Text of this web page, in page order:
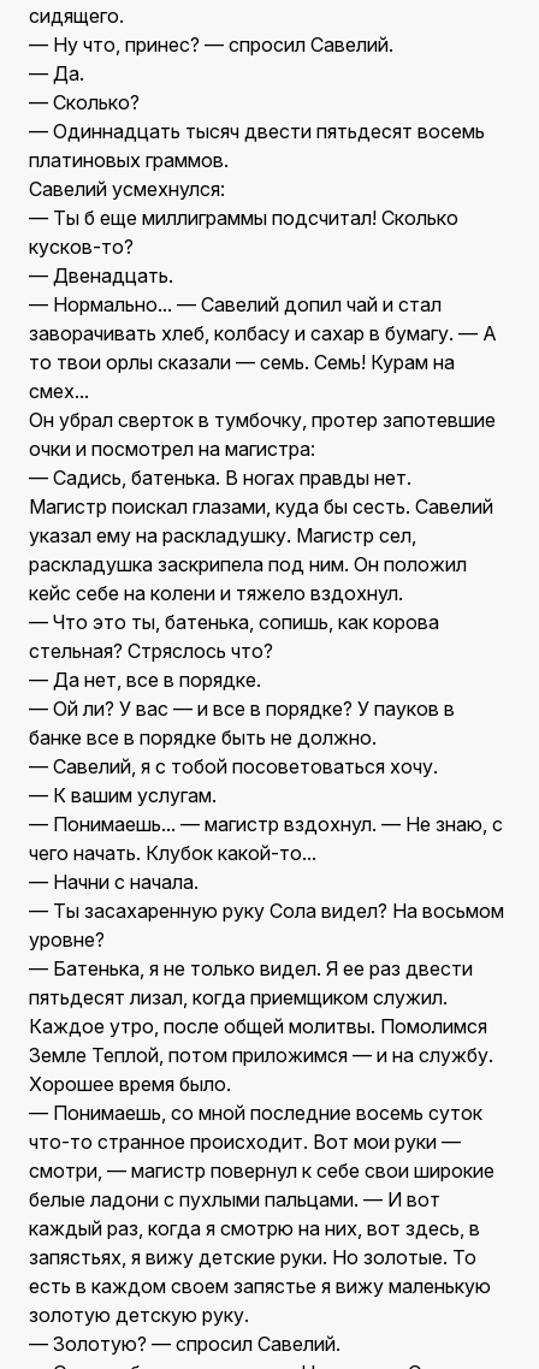
сидящего.
— Ну что, принес? — спросил Савелий.
— Да.
— Сколько?
— Одиннадцать тысяч двести пятьдесят восемь
платиновых граммов.
Савелий усмехнулся:
— Ты б еще миллиграммы подсчитал! Сколько
кусков-то?
— Двенадцать.
— Нормально... — Савелий допил чай и стал
заворачивать хлеб, колбасу и сахар в бумагу. — А
то твои орлы сказали — семь. Семь! Курам на
смех...
Он убрал сверток в тумбочку, протер запотевшие
очки и посмотрел на магистра:
— Садись, батенька. В ногах правды нет.
Магистр поискал глазами, куда бы сесть. Савелий
указал ему на раскладушку. Магистр сел,
раскладушка заскрипела под ним. Он положил
кейс себе на колени и тяжело вздохнул.
— Что это ты, батенька, сопишь, как корова
стельная? Стряслось что?
— Да нет, все в порядке.
— Ой ли? У вас — и все в порядке? У пауков в
банке все в порядке быть не должно.
— Савелий, я с тобой посоветоваться хочу.
— К вашим услугам.
— Понимаешь... — магистр вздохнул. — Не знаю, с
чего начать. Клубок какой-то...
— Начни с начала.
— Ты засахаренную руку Сола видел? На восьмом
уровне?
— Батенька, я не только видел. Я ее раз двести
пятьдесят лизал, когда приемщиком служил.
Каждое утро, после общей молитвы. Помолимся
Земле Теплой, потом приложимся — и на службу.
Хорошее время было.
— Понимаешь, со мной последние восемь суток
что-то странное происходит. Вот мои руки —
смотри, — магистр повернул к себе свои широкие
белые ладони с пухлыми пальцами. — И вот
каждый раз, когда я смотрю на них, вот здесь, в
запястьях, я вижу детские руки. Но золотые. То
есть в каждом своем запястье я вижу маленькую
золотую детскую руку.
— Золотую? — спросил Савелий.